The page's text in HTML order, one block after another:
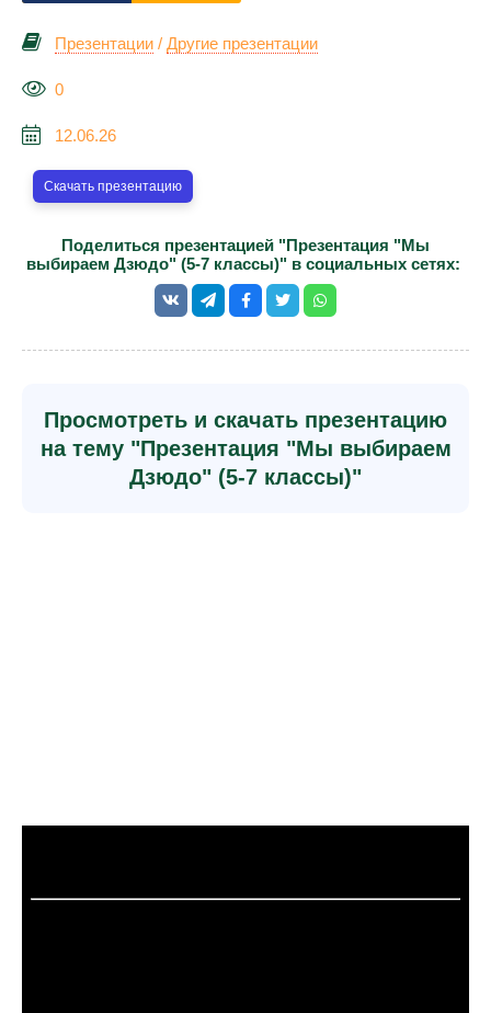
Презентации / Другие презентации
0
12.06.26
Скачать презентацию
Поделиться презентацией "Презентация "Мы
выбираем Дзюдо" (5-7 классы)" в социальных сетях:
Просмотреть и скачать презентацию
на тему "Презентация "Мы выбираем
Дзюдо" (5-7 классы)"